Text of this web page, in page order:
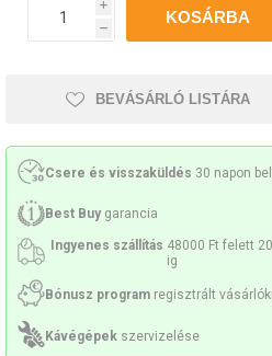
Kenőanyag
i
h
BEVÁSÁRLÓ LISTÁRA
Csere és visszaküldés 30 napon
Best Buy garancia
Ingyenes szállítás 48000 Ft felett
ig
Bónusz program regisztrált
Kávégépek szervizelése